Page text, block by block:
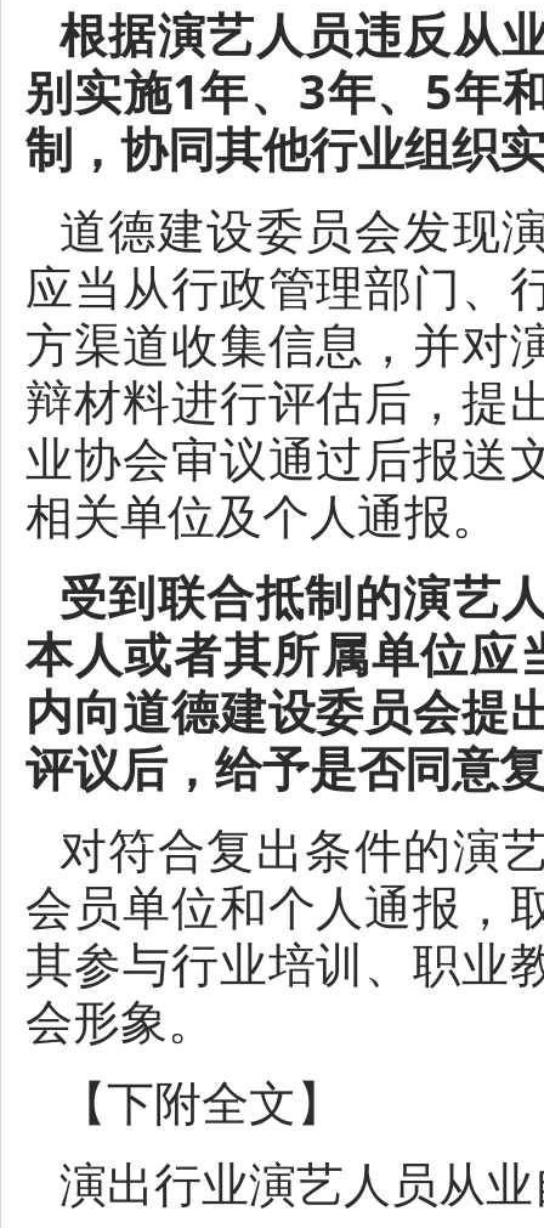
根据演艺人员违反从
别实施1年、3年、5年
制，协同其他行业组织
道德建设委员会发现
应当从行政管理部门、
方渠道收集信息，并对
辩材料进行评估后，提
业协会审议通过后报送
相关单位及个人通报。
受到联合抵制的演艺
本人或者其所属单位应
内向道德建设委员会提
评议后，给予是否同意
对符合复出条件的演
会员单位和个人通报，
其参与行业培训、职业
会形象。
【下附全文】
演出行业演艺人员从